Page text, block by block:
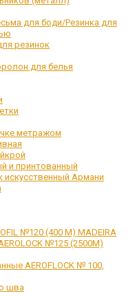
для боди/Резинка для
резинок
для белья
метражом
и принтованный
искусственный Армани
№120 (400 М) MADEIRA
№125 (2500М)
AEROFLOCK № 100,
шва